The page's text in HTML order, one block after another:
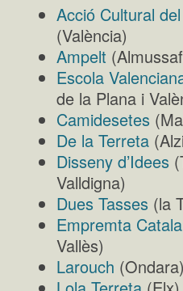
Acció Cultural
(València)
Ampelt
Escola
de la Plana i
Camidesetes
De la Terreta
Disseny d’Idees
Valldigna)
Dues Tasses (la
Empremta
Vallès)
Larouch (Ondara)